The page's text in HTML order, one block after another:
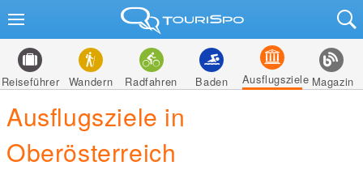
Reiseführer Wandern Radfahren Baden Ausflugsziele Magazin
Ausflugsziele in
Oberösterreich